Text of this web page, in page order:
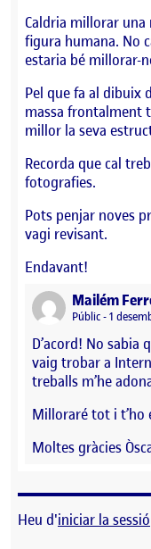
Caldria millorar
figura humana. No
estaria bé millorar-
Pel que fa al dibuix
massa frontalment
millor la seva
Recorda que cal
fotografies.
Pots penjar noves
vagi revisant.
Endavant!
Mailém
Visibilitat:
Públic 1
D’acord! No sabia
vaig trobar a
treballs m’he
Milloraré tot i t’ho
Moltes gràcies
Heu d'iniciar la sessió